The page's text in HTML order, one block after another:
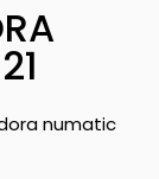
numatic